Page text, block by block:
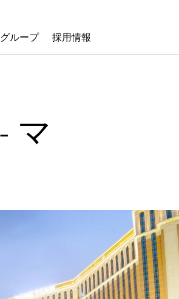
ループ 採用情報
マ